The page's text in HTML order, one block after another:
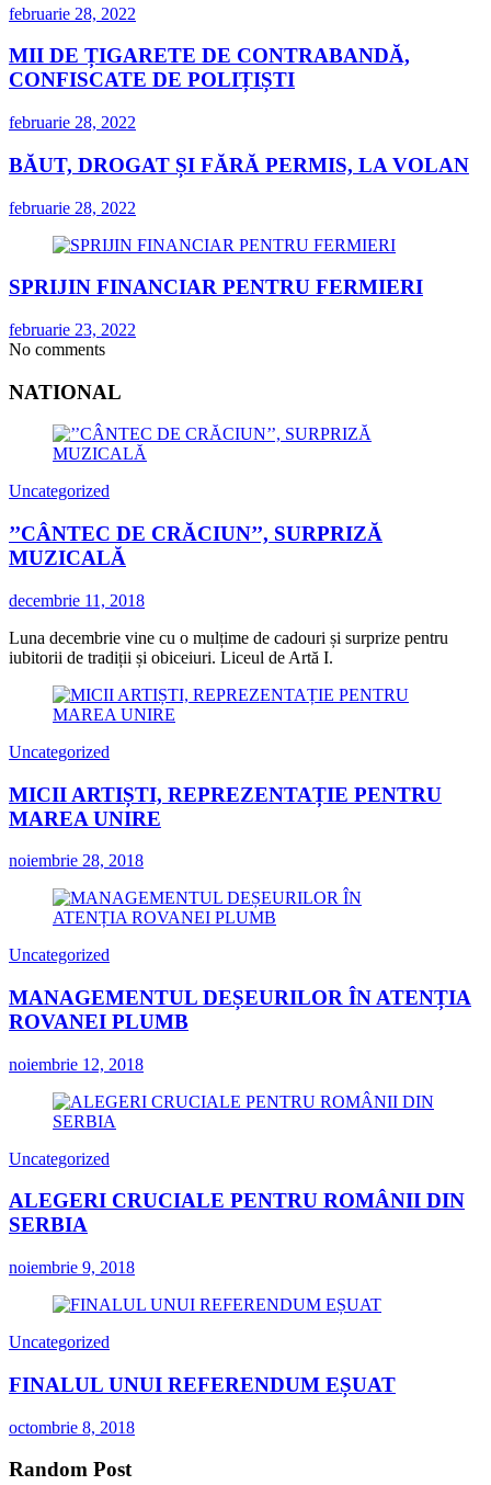
februarie 28, 2022
MII DE ȚIGARETE DE CONTRABANDĂ,
CONFISCATE DE POLIȚIȘTI
februarie 28, 2022
BĂUT, DROGAT ȘI FĂRĂ PERMIS, LA VOLAN
februarie 28, 2022
SPRIJIN FINANCIAR PENTRU FERMIERI
februarie 23, 2022
No comments
NATIONAL
Uncategorized
’’CÂNTEC DE CRĂCIUN’’, SURPRIZĂ
MUZICALĂ
decembrie 11, 2018
Luna decembrie vine cu o mulțime de cadouri și surprize pentru
iubitorii de tradiții și obiceiuri. Liceul de Artă I.
Uncategorized
MICII ARTIȘTI, REPREZENTAȚIE PENTRU
MAREA UNIRE
noiembrie 28, 2018
Uncategorized
MANAGEMENTUL DEȘEURILOR ÎN ATENȚIA
ROVANEI PLUMB
noiembrie 12, 2018
Uncategorized
ALEGERI CRUCIALE PENTRU ROMÂNII DIN
SERBIA
noiembrie 9, 2018
Uncategorized
FINALUL UNUI REFERENDUM EȘUAT
octombrie 8, 2018
Random Post